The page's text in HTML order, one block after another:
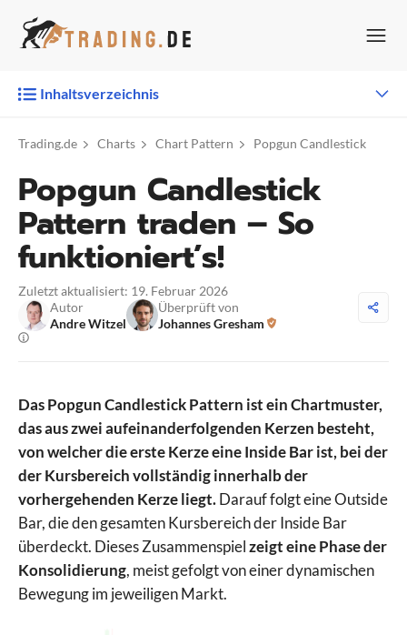
Inhalt
Inhaltsverzeichnis
Trading.de Charts Chart Pattern Popgun Candlestick
Popgun Candlestick
Pattern traden – So
funktioniert’s!
Zuletzt aktualisiert: 19. Februar 2026
Autor
Andre Witzel
Überprüft von
Johannes Gresham
Das Popgun Candlestick Pattern ist ein Chartmuster,
das aus zwei aufeinanderfolgenden Kerzen besteht,
von welcher die erste Kerze eine Inside Bar ist, bei der
der Kursbereich vollständig innerhalb der
vorhergehenden Kerze liegt.Darauf folgt eine Outside
Bar, die den gesamten Kursbereich der Inside Bar
überdeckt. Dieses Zusammenspielzeigt eine Phase der
Konsolidierung, meist gefolgt von einer dynamischen
Bewegung im jeweiligen Markt.